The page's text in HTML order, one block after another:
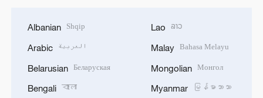
Albanian Shqip
Arabic العربية
Belarusian Беларуская
Bengali বাংলা
Lao ລາວ
Malay Bahasa Melayu
Mongolian Монгол
Myanmar မြန်မာဘာသာ